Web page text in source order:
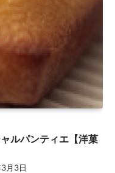
ルパンティエ【洋菓
月3日